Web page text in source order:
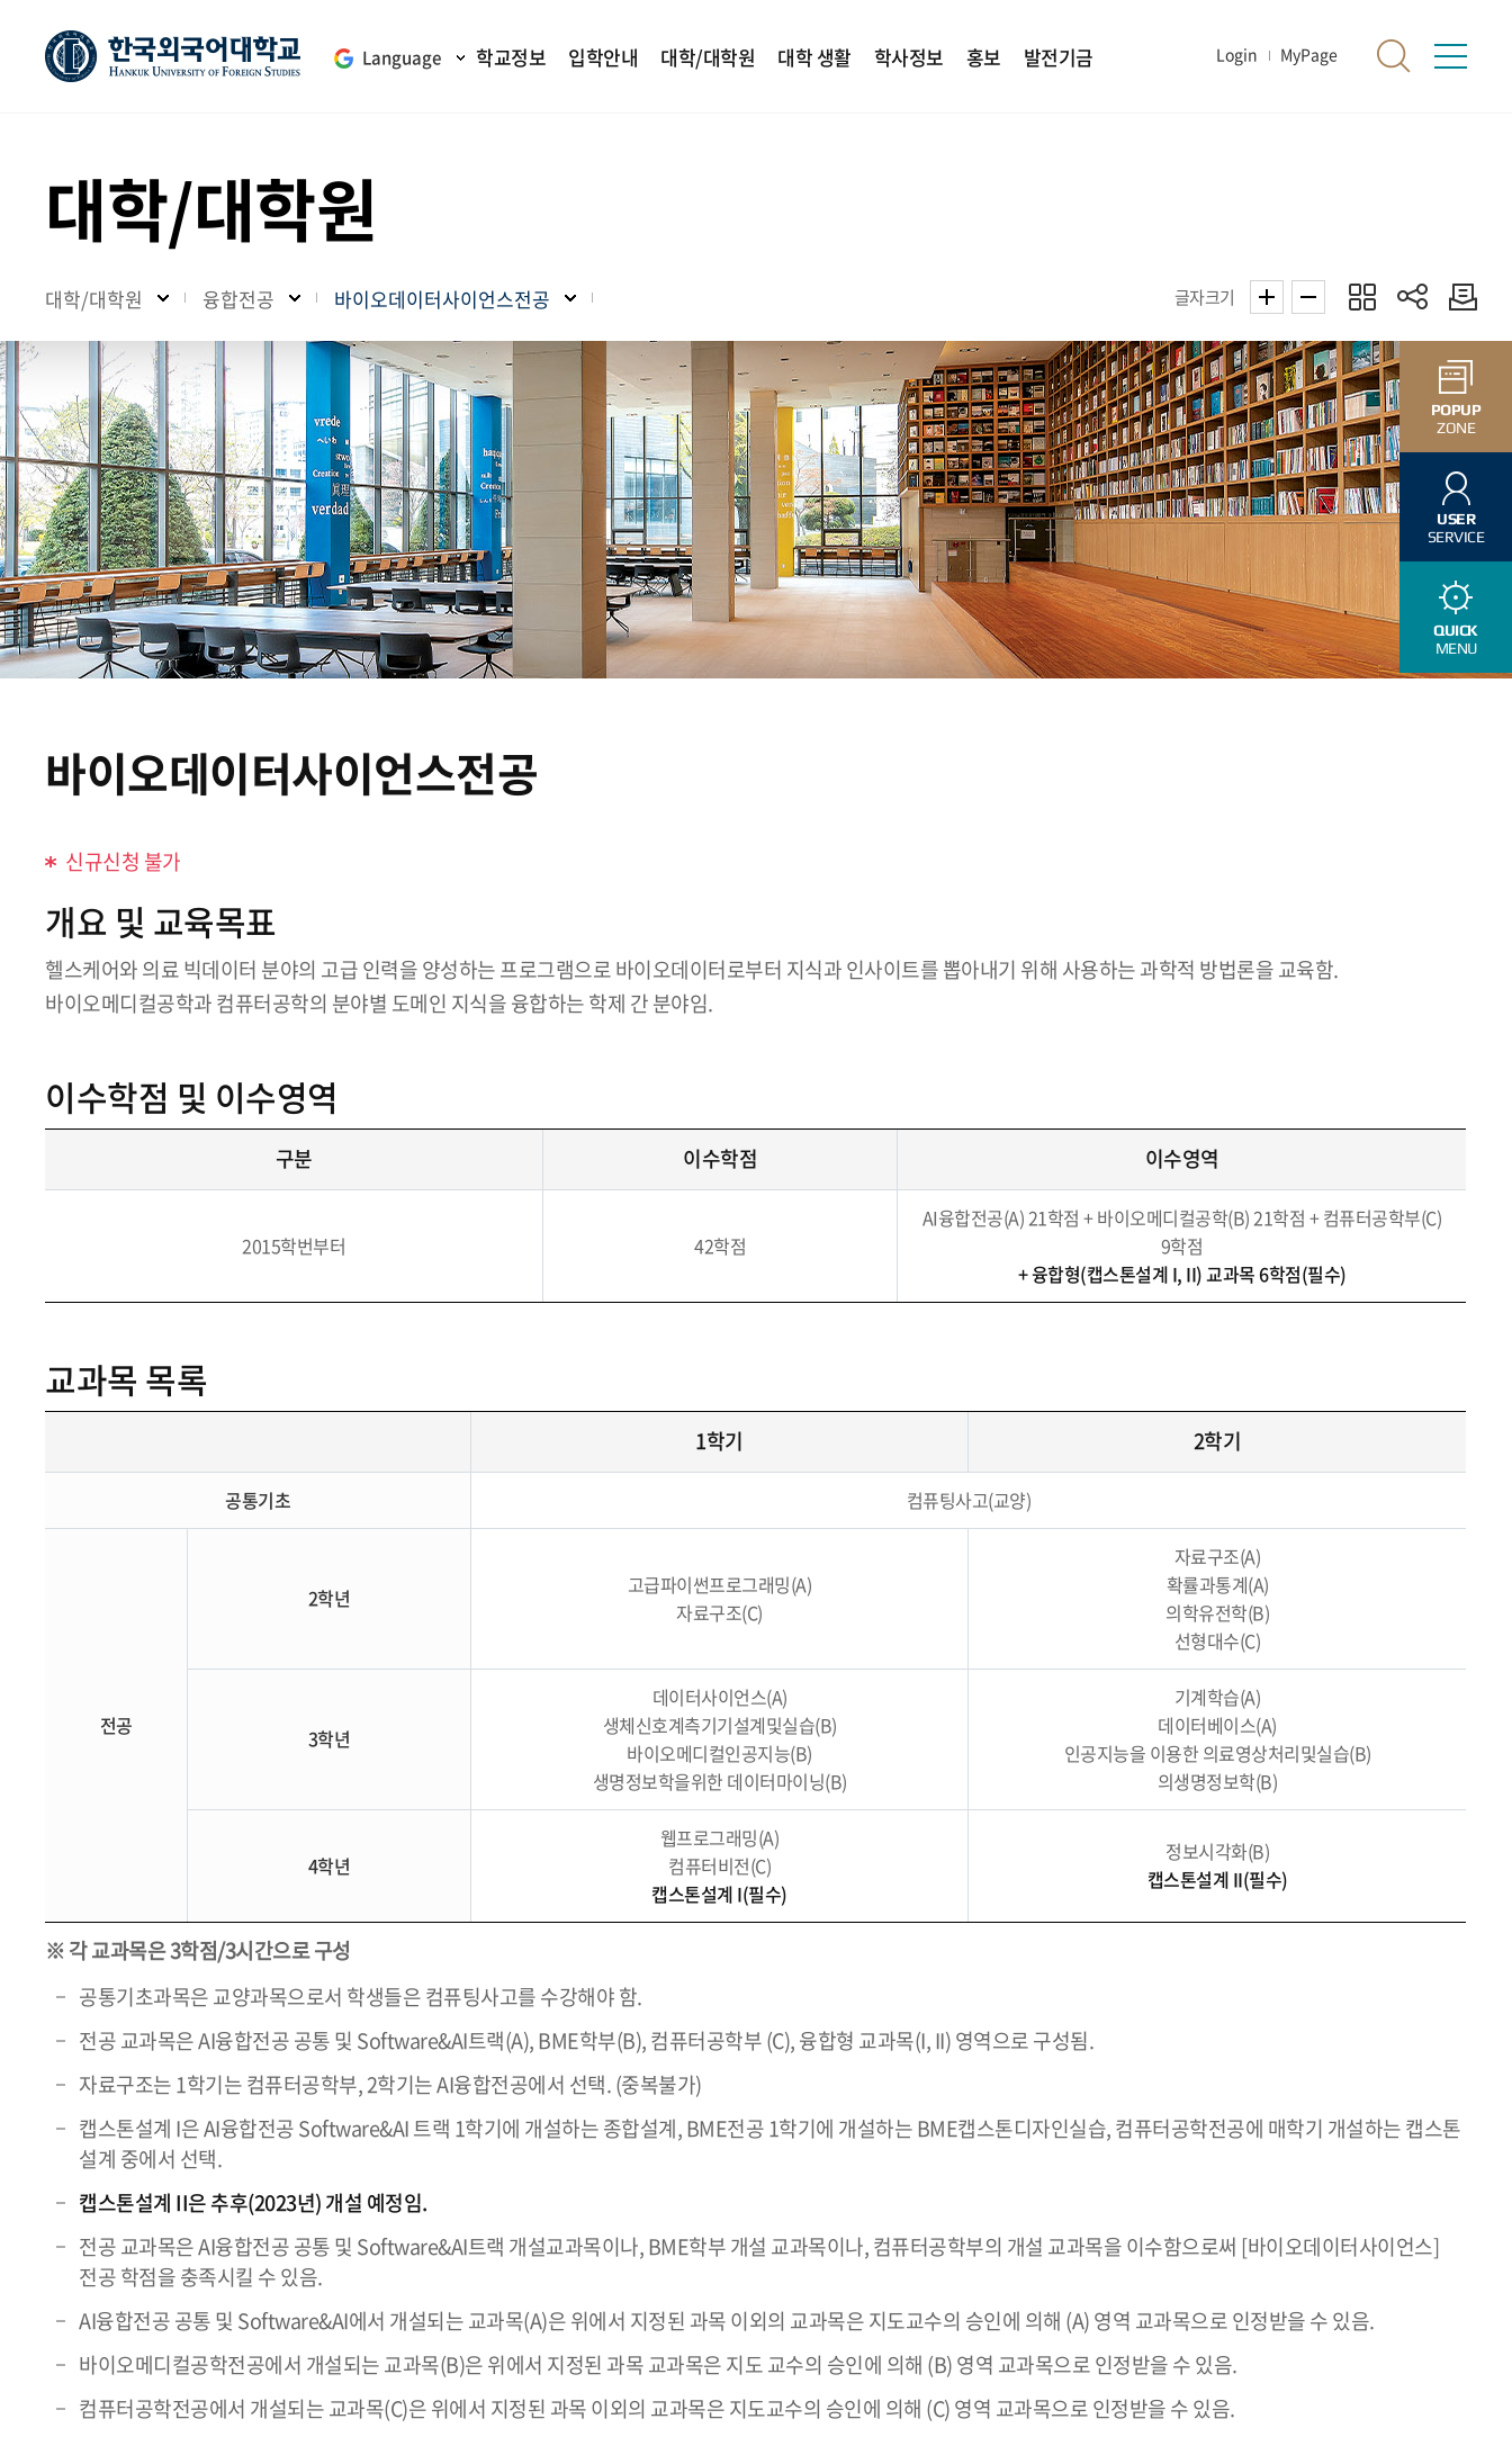
Language 학교정보 입학안내 대학/대학원 대학 생활 학사정보 홍보 발전기금 Login MyPage
POPUP
ZONE
USER
SERVICE
QUICK
MENU
대학/대학원
대학/대학원 융합전공 바이오데이터사이언스전공 글자크기
바이오데이터사이언스전공
신규신청 불가
개요 및 교육목표
헬스케어와 의료 빅데이터 분야의 고급 인력을 양성하는 프로그램으로 바이오데이터로부터 지식과 인사이트를 뽑아내기 위해 사용하는 과학적 방법론을 교육함.
바이오메디컬공학과 컴퓨터공학의 분야별 도메인 지식을 융합하는 학제 간 분야임.
이수학점 및 이수영역
구분 이수학점 이수영역
2015학번부터 42학점
AI융합전공(A) 21학점 + 바이오메디컬공학(B) 21학점 + 컴퓨터공학부(C)
9학점
+ 융합형(캡스톤설계 I, II) 교과목 6학점(필수)
교과목 목록
1학기 2학기
공통기초 컴퓨팅사고(교양)
전공
2학년
고급파이썬프로그래밍(A)
자료구조(C)
자료구조(A)
확률과통계(A)
의학유전학(B)
선형대수(C)
3학년
데이터사이언스(A)
생체신호계측기기설계및실습(B)
바이오메디컬인공지능(B)
생명정보학을위한 데이터마이닝(B)
기계학습(A)
데이터베이스(A)
인공지능을 이용한 의료영상처리및실습(B)
의생명정보학(B)
4학년
웹프로그래밍(A)
컴퓨터비전(C)
캡스톤설계 I(필수)
정보시각화(B)
캡스톤설계 II(필수)
※ 각 교과목은 3학점/3시간으로 구성
공통기초과목은 교양과목으로서 학생들은 컴퓨팅사고를 수강해야 함.
전공 교과목은 AI융합전공 공통 및 Software&AI트랙(A), BME학부(B), 컴퓨터공학부 (C), 융합형 교과목(I, II) 영역으로 구성됨.
자료구조는 1학기는 컴퓨터공학부, 2학기는 AI융합전공에서 선택. (중복불가)
캡스톤설계 I은 AI융합전공 Software&AI 트랙 1학기에 개설하는 종합설계, BME전공 1학기에 개설하는 BME캡스톤디자인실습, 컴퓨터공학전공에 매학기 개설하는 캡스톤
설계 중에서 선택.
캡스톤설계 II은 추후(2023년) 개설 예정임.
전공 교과목은 AI융합전공 공통 및 Software&AI트랙 개설교과목이나, BME학부 개설 교과목이나, 컴퓨터공학부의 개설 교과목을 이수함으로써 [바이오데이터사이언스]
전공 학점을 충족시킬 수 있음.
AI융합전공 공통 및 Software&AI에서 개설되는 교과목(A)은 위에서 지정된 과목 이외의 교과목은 지도교수의 승인에 의해 (A) 영역 교과목으로 인정받을 수 있음.
바이오메디컬공학전공에서 개설되는 교과목(B)은 위에서 지정된 과목 교과목은 지도 교수의 승인에 의해 (B) 영역 교과목으로 인정받을 수 있음.
컴퓨터공학전공에서 개설되는 교과목(C)은 위에서 지정된 과목 이외의 교과목은 지도교수의 승인에 의해 (C) 영역 교과목으로 인정받을 수 있음.